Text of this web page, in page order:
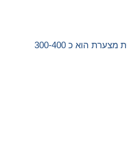
עלות בדיקה ממוחשבת וניקוי בית מצערת הוא כ 300-400